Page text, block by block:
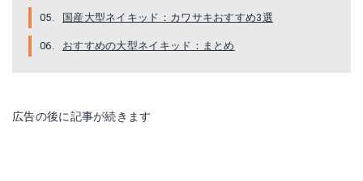
国産大型ネイキッド：カワサキおすすめ3選
おすすめの大型ネイキッド：まとめ
広告の後に記事が続きます